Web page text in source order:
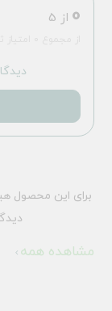
0 از 5
برای این محصول
مشاهده همه